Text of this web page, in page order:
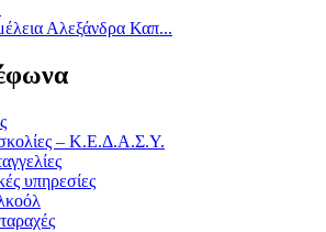
Αλεξάνδρα Καπ...
– Κ.Ε.Δ.Α.Σ.Υ.
υπηρεσίες